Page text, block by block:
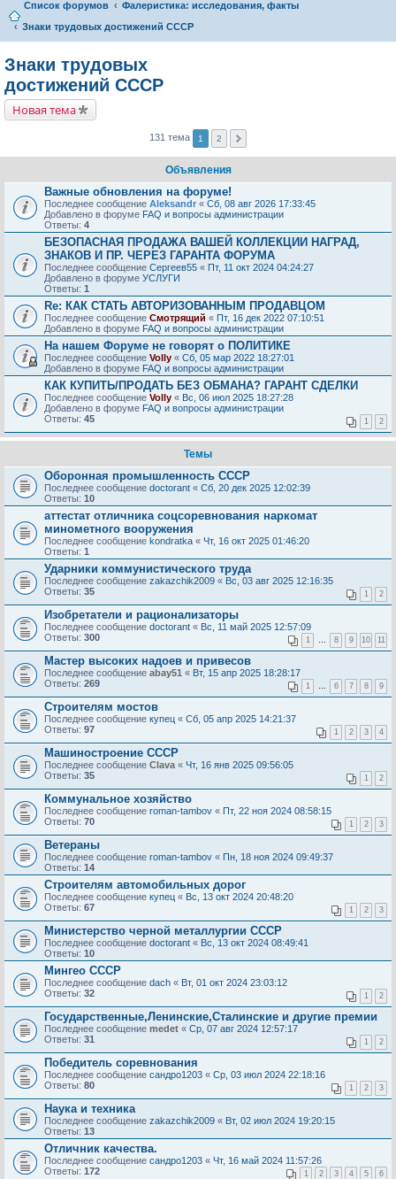
Список форумов
Фалеристика: исследования, факты
Знаки трудовых достижений CCCP
Знаки трудовых
достижений CCCP
Новая тема
131 тема 1 2
Объявления
Важные обновления на форуме!
Последнее сообщение Aleksandr « Сб, 08 авг 2026 17:33:45
Добавлено в форуме FAQ и вопросы администрации
Ответы: 4
БЕЗОПАСНАЯ ПРОДАЖА ВАШЕЙ КОЛЛЕКЦИИ НАГРАД,
ЗНАКОВ И ПР. ЧЕРЕЗ ГАРАНТА ФОРУМА
Последнее сообщение Сергеев55 « Пт, 11 окт 2024 04:24:27
Добавлено в форуме УСЛУГИ
Ответы: 1
Re: КАК СТАТЬ АВТОРИЗОВАННЫМ ПРОДАВЦОМ
Последнее сообщение Смотрящий « Пт, 16 дек 2022 07:10:51
Добавлено в форуме FAQ и вопросы администрации
На нашем Форуме не говорят о ПОЛИТИКЕ
Последнее сообщение Volly « Сб, 05 мар 2022 18:27:01
Добавлено в форуме FAQ и вопросы администрации
КАК КУПИТЬ/ПРОДАТЬ БЕЗ ОБМАНА? ГАРАНТ СДЕЛКИ
Последнее сообщение Volly « Вс, 06 июл 2025 18:27:28
Добавлено в форуме FAQ и вопросы администрации
Ответы: 45 1 2
Темы
Оборонная промышленность СССР
Последнее сообщение doctorant « Сб, 20 дек 2025 12:02:39
Ответы: 10
аттестат отличника соцсоревнования наркомат
минометного вооружения
Последнее сообщение kondratka « Чт, 16 окт 2025 01:46:20
Ответы: 1
Ударники коммунистического труда
Последнее сообщение zakazchik2009 « Вс, 03 авг 2025 12:16:35
Ответы: 35 1 2
Изобретатели и рационализаторы
Последнее сообщение doctorant « Вс, 11 май 2025 12:57:09
Ответы: 300 1 … 8 9 10 11
Мастер высоких надоев и привесов
Последнее сообщение abay51 « Вт, 15 апр 2025 18:28:17
Ответы: 269 1 … 6 7 8 9
Строителям мостов
Последнее сообщение купец « Сб, 05 апр 2025 14:21:37
Ответы: 97 1 2 3 4
Машиностроение СССР
Последнее сообщение Clava « Чт, 16 янв 2025 09:56:05
Ответы: 35 1 2
Коммунальное хозяйство
Последнее сообщение roman-tambov « Пт, 22 ноя 2024 08:58:15
Ответы: 70 1 2 3
Ветераны
Последнее сообщение roman-tambov « Пн, 18 ноя 2024 09:49:37
Ответы: 14
Строителям автомобильных дорог
Последнее сообщение купец « Вс, 13 окт 2024 20:48:20
Ответы: 67 1 2 3
Министерство черной металлургии СССР
Последнее сообщение doctorant « Вс, 13 окт 2024 08:49:41
Ответы: 10
Мингео СССР
Последнее сообщение dach « Вт, 01 окт 2024 23:03:12
Ответы: 32 1 2
Государственные,Ленинские,Сталинские и другие премии
Последнее сообщение medet « Ср, 07 авг 2024 12:57:17
Ответы: 31 1 2
Победитель соревнования
Последнее сообщение сандро1203 « Ср, 03 июл 2024 22:18:16
Ответы: 80 1 2 3
Наука и техника
Последнее сообщение zakazchik2009 « Вт, 02 июл 2024 19:20:15
Ответы: 13
Отличник качества.
Последнее сообщение сандро1203 « Чт, 16 май 2024 11:57:26
Ответы: 172 1 2 3 4 5 6